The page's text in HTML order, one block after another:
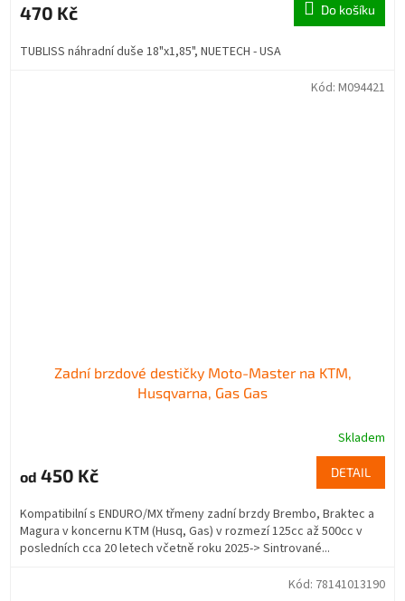
470 Kč Do košíku
TUBLISS náhradní duše 18"x1,85", NUETECH - USA
Zadní brzdové destičky Moto-Master na KTM,
Husqvarna, Gas Gas
Skladem
od 450 Kč DETAIL
Kompatibilní s ENDURO/MX třmeny zadní brzdy Brembo, Braktec a
Magura v koncernu KTM (Husq, Gas) v rozmezí 125cc až 500cc v
posledních cca 20 letech včetně roku 2025-> Sintrované...
Kód: M094421
Kód: 78141013190